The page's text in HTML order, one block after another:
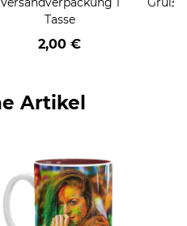
Tasse
2,00 €
Artikel